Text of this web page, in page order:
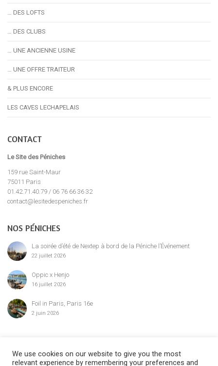
… DES LOFTS
… DES CLUBS
… UNE ANCIENNE USINE
… UNE OFFRE TRAITEUR
& PLUS ENCORE
LES CAVES LECHAPELAIS
CONTACT
Le Site des Péniches
159 rue Saint-Maur
75011 Paris
01.42.71.40.79 / 06 76 66 36 32
contact@lesitedespeniches.fr
NOS PÉNICHES
La soirée d’été de Nextep à bord de la Péniche l’Événement
22 juillet 2026
Oppic x Henjo
16 juillet 2026
Foil in Paris, Paris 16e
2 juin 2026
We use cookies on our website to give you the most
relevant experience by remembering your preferences and